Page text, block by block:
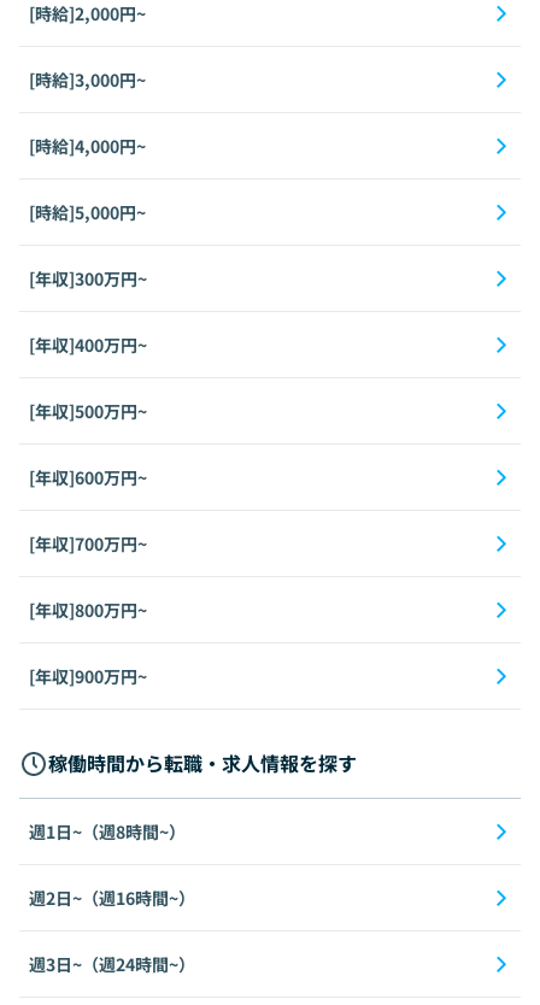
[時給]2,000円~
[時給]3,000円~
[時給]4,000円~
[時給]5,000円~
[年収]300万円~
[年収]400万円~
[年収]500万円~
[年収]600万円~
[年収]700万円~
[年収]800万円~
[年収]900万円~
稼働時間から転職・求人情報を探す
週1日~（週8時間~）
週2日~（週16時間~）
週3日~（週24時間~）